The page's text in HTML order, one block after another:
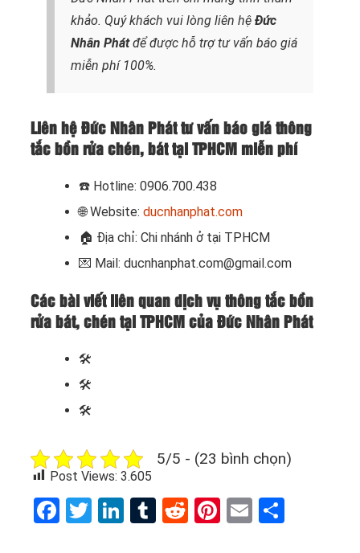
khảo. Quý khách vui lòng liên hệ Đức
Nhân Phátđể được hỗ trợ tư vấn báo giá
miễn phí 100%.
Liên hệ Đức Nhân Phát tư vấn báo giá thông
tắc bồn rửa chén, bát tại TPHCM miễn phí
☎️ Hotline: 0906.700.438
🌐 Website: ducnhanphat.com
🏠 Địa chỉ: Chi nhánh ở tại TPHCM
💌 Mail: ducnhanphat.com@gmail.com
Các bài viết liên quan dịch vụ thông tắc bồn
rửa bát, chén tại TPHCM của Đức Nhân Phát
🛠
🛠
🛠
5/5 - (23 bình chọn)
Post Views: 3.605
Facebook
Twitter
LinkedIn
Tumblr
RedditPinterest
Email